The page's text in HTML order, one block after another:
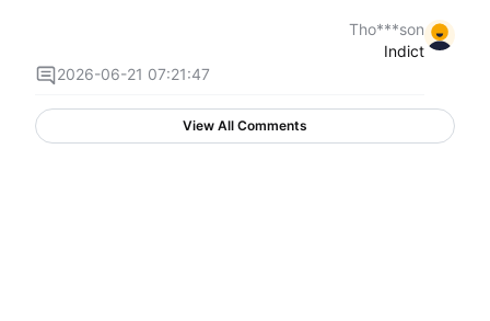
Tho***son
Indict
2026-06-21 07:21:47
View All Comments